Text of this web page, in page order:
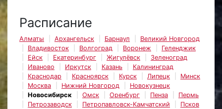
Расписание
Алматы Архангельск Барнаул
Великий Новгород
Владивосток
Волгоград Воронеж
Геленджик
Ейск
Екатеринбург Жигулёвск
Зеленоград
Иваново
Иркутск Казань
Калининград
Краснодар
Красноярск Курск Липецк
Минск
Москва
Нижний Новгород
Новокузнецк
Новосибирск
Омск Оренбург Пенза
Пермь
Петрозаводск
Петропавловск-Камчатский
Псков